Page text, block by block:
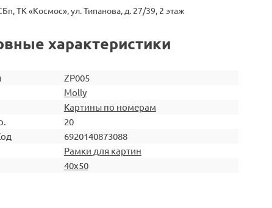
ТК «Космос», ул. Типанова, д. 27/39, 2 этаж
характеристики
ZP005
Molly
Картины по номерам
20
6920140873088
Рамки для картин
40х50